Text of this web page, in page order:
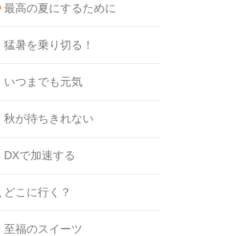
最高の夏にするために
猛暑を乗り切る！
いつまでも元気
秋が待ちきれない
DXで加速する
どこに行く？
至福のスイーツ